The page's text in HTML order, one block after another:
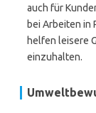
auch für
bei Arbeiten in
helfen leisere
einzuhalten.